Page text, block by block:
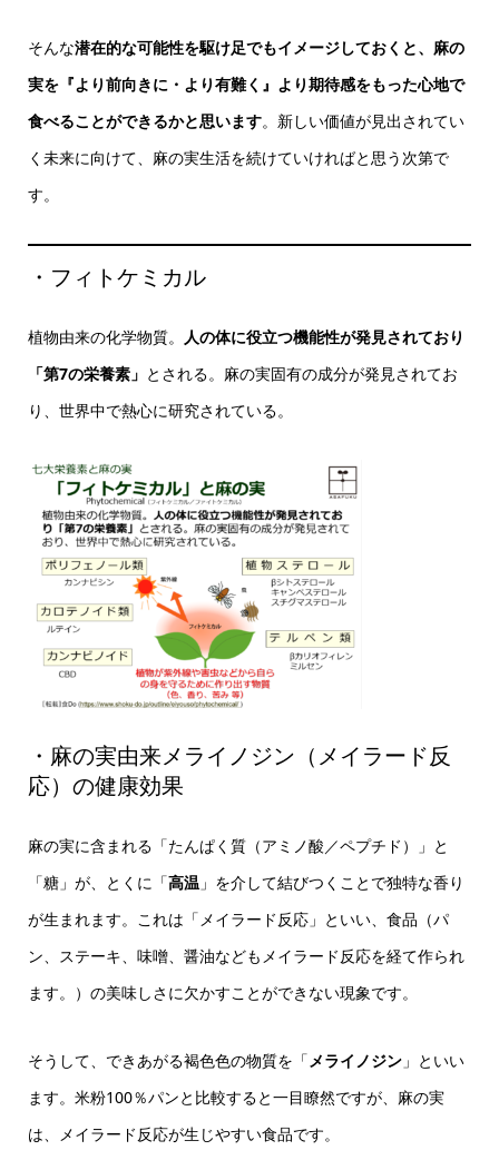
そんな潜在的な可能性を駆け足でもイメージしておくと、麻の
実を『より前向きに・より有難く』より期待感をもった心地で
食べることができるかと思います。新しい価値が見出されてい
く未来に向けて、麻の実生活を続けていければと思う次第で
す。
・フィトケミカル
植物由来の化学物質。 人の体に役立つ機能性が発見されており
「第7の栄養素」 とされる。麻の実固有の成分が発見されてお
り、世界中で熱心に研究されている。
・麻の実由来メライノジン（メイラード反
応）の健康効果
麻の実に含まれる「たんぱく質（アミノ酸／ペプチド）」と
「糖」が、とくに「高温」を介して結びつくことで独特な香り
が生まれます。これは「メイラード反応」といい、食品（パ
ン、ステーキ、味噌、醤油などもメイラード反応を経て作られ
ます。）の美味しさに欠かすことができない現象です。
そうして、できあがる褐色色の物質を「メライノジン」といい
ます。米粉100％パンと比較すると一目瞭然ですが、麻の実
は、メイラード反応が生じやすい食品です。